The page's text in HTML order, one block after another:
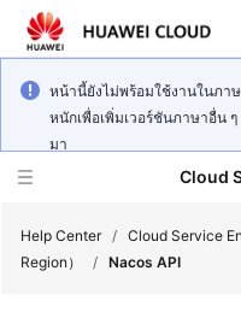
หน้านี้ยังไม่พร้อมใช้งานในภา
หนักเพื่อเพิ่มเวอร์ชันภาษาอื่น
มา
Cloud
Help Center / Cloud Service
Region）
/ Nacos API